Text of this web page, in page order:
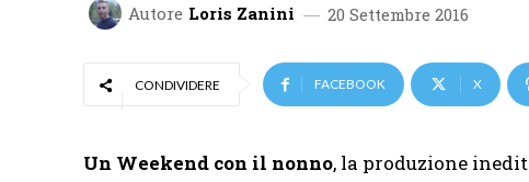
Autore Loris Zanini 20 Settembre 2016
CONDIVIDERE FACEBOOK X
Un Weekend con il nonno, la produzione